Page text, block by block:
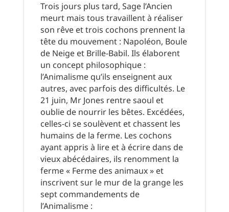
Trois jours plus tard, Sage l’Ancien
meurt mais tous travaillent à réaliser
son rêve et trois cochons prennent la
tête du mouvement : Napoléon, Boule
de Neige et Brille-Babil. Ils élaborent
un concept philosophique :
l’Animalisme qu’ils enseignent aux
autres, avec parfois des difficultés. Le
21 juin, Mr Jones rentre saoul et
oublie de nourrir les bêtes. Excédées,
celles-ci se soulèvent et chassent les
humains de la ferme. Les cochons
ayant appris à lire et à écrire dans de
vieux abécédaires, ils renomment la
ferme « Ferme des animaux » et
inscrivent sur le mur de la grange les
sept commandements de
l’Animalisme :